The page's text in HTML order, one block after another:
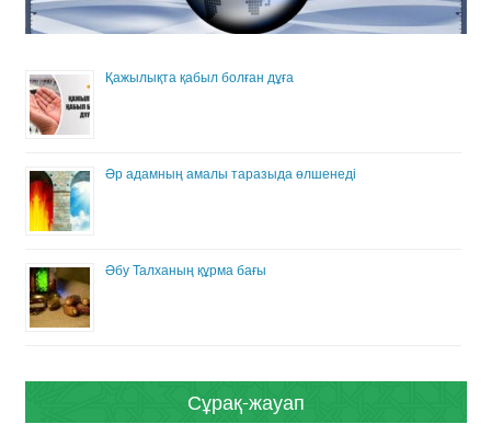
Қажылықта қабыл болған дұға
Әр адамның амалы таразыда өлшенеді
Әбу Талханың құрма бағы
Сұрақ-жауап